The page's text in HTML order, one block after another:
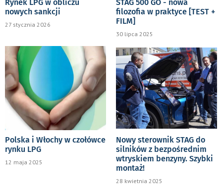
Rynek LPG w obliczu
nowych sankcji
27 stycznia 2026
STAG 500 GO - nowa
filozofia w praktyce [TEST +
FILM]
30 lipca 2025
Polska i Włochy w czołówce
rynku LPG
12 maja 2025
Nowy sterownik STAG do
silników z bezpośrednim
wtryskiem benzyny. Szybki
montaż!
28 kwietnia 2025